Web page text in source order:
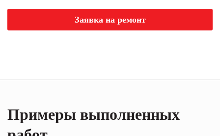
Заявка на ремонт
Примеры выполненных